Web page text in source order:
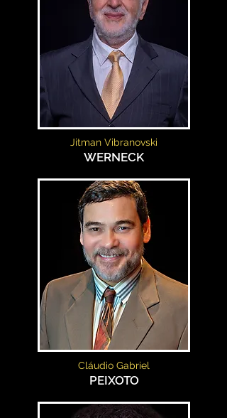
Jitman Vibranovski
WERNECK
Cláudio Gabriel
PEIXOTO